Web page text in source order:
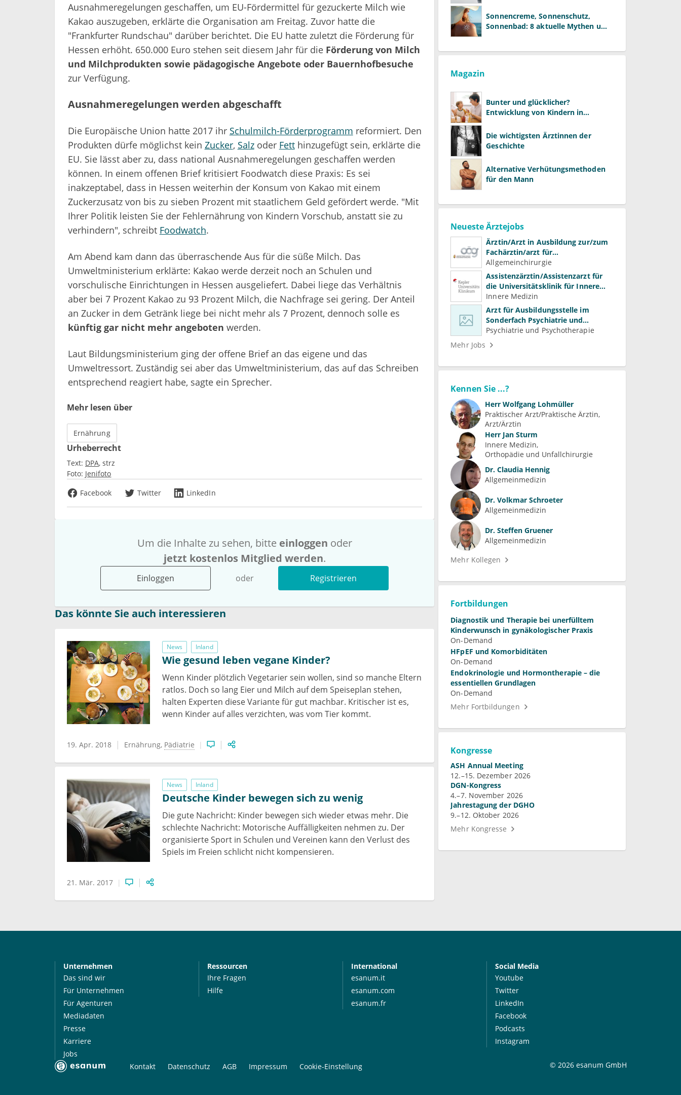
Ausnahmeregelungen geschaffen, um EU-Fördermittel für gezuckerte Milch wie
Kakao auszugeben, erklärte die Organisation am Freitag. Zuvor hatte die
"Frankfurter Rundschau" darüber berichtet. Die EU hatte zuletzt die Förderung für
Hessen erhöht. 650.000 Euro stehen seit diesem Jahr für die Förderung von Milch
und Milchprodukten sowie pädagogische Angebote oder Bauernhofbesuche
zur Verfügung.
Ausnahmeregelungen werden abgeschafft
Die Europäische Union hatte 2017 ihr Schulmilch-Förderprogramm reformiert. Den
Produkten dürfe möglichst kein Zucker, Salz oder Fetthinzugefügt sein, erklärte die
EU. Sie lässt aber zu, dass national Ausnahmeregelungen geschaffen werden
können. In einem offenen Brief kritisiert Foodwatch diese Praxis: Es sei
inakzeptabel, dass in Hessen weiterhin der Konsum von Kakao mit einem
Zuckerzusatz von bis zu sieben Prozent mit staatlichem Geld gefördert werde. "Mit
Ihrer Politik leisten Sie der Fehlernährung von Kindern Vorschub, anstatt sie zu
verhindern", schreibt Foodwatch.
Am Abend kam dann das überraschende Aus für die süße Milch. Das
Umweltministerium erklärte: Kakao werde derzeit noch an Schulen und
vorschulische Einrichtungen in Hessen ausgeliefert. Dabei liege das Verhältnis
aber bei 7 Prozent Kakao zu 93 Prozent Milch, die Nachfrage sei gering. Der Anteil
an Zucker in dem Getränk liege bei nicht mehr als 7 Prozent, dennoch solle es
künftig gar nicht mehr angeboten werden.
Laut Bildungsministerium ging der offene Brief an das eigene und das
Umweltressort. Zuständig sei aber das Umweltministerium, das auf das Schreiben
entsprechend reagiert habe, sagte ein Sprecher.
Mehr lesen über
Ernährung
Urheberrecht
Text: DPA strz
Foto: Jenifoto
Facebook
Twitter LinkedIn
Um die Inhalte zu sehen, bitte einloggen oder
jetzt kostenlos Mitglied werden.
Einloggen oder Registrieren
Das könnte Sie auch interessieren
News Inland
Wie gesund leben vegane Kinder?
Wenn Kinder plötzlich Vegetarier sein wollen, sind so manche Eltern
ratlos. Doch so lang Eier und Milch auf dem Speiseplan stehen,
halten Experten diese Variante für gut machbar. Kritischer ist es,
wenn Kinder auf alles verzichten, was vom Tier kommt.
19. Apr. 2018 Ernährung Pädiatrie
News Inland
Deutsche Kinder bewegen sich zu wenig
Die gute Nachricht: Kinder bewegen sich wieder etwas mehr. Die
schlechte Nachricht: Motorische Auffälligkeiten nehmen zu. Der
organisierte Sport in Schulen und Vereinen kann den Verlust des
Spiels im Freien schlicht nicht kompensieren.
21. Mär. 2017
Sonnencreme, Sonnenschutz,
Sonnenbad: 8 aktuelle Mythen und
Magazin
Bunter und glücklicher?
Entwicklung von Kindern in
Die wichtigsten Ärztinnen der
Geschichte
Alternative Verhütungsmethoden
für den Mann
Neueste Ärztejobs
Ärztin/Arzt in Ausbildung zur/zum
Fachärztin/arzt für
Allgemeinchirurgie und
Gefäßchirurgie
Allgemeinchirurgie
Assistenzärztin/Assistenzarzt für
die Universitätsklinik für Innere
Medizin
Innere Medizin
Arzt für Ausbildungsstelle im
Sonderfach Psychiatrie und
Psychotherapeutische Medizin
(m/w/d)
Psychiatrie und Psychotherapie
Mehr Jobs
Kennen Sie ...?
Herr Wolfgang Lohmüller
Praktischer Arzt/Praktische Ärztin,
Arzt/Ärztin
Herr Jan Sturm
Innere Medizin
Orthopädie und Unfallchirurgie
Dr. Claudia Hennig
Allgemeinmedizin
Dr. Volkmar Schroeter
Allgemeinmedizin
Dr. Steffen Gruener
Allgemeinmedizin
Mehr Kollegen
Fortbildungen
Diagnostik und Therapie bei unerfülltem
Kinderwunsch in gynäkologischer Praxis
On-Demand
HFpEF und Komorbiditäten
On-Demand
Endokrinologie und Hormontherapie – die
essentiellen Grundlagen
On-Demand
Mehr Fortbildungen
Kongresse
ASH Annual Meeting
12.–15. Dezember 2026
DGN-Kongress
4.–7. November 2026
Jahrestagung der DGHO
9.–12. Oktober 2026
Mehr Kongresse
Unternehmen
Das sind wir
Für Unternehmen
Für Agenturen
Mediadaten
Presse
Karriere
Jobs
Ressourcen
Ihre Fragen
Hilfe
International
esanum.it
esanum.com
esanum.fr
Social Media
Youtube
Twitter
LinkedIn
Facebook
Podcasts
Instagram
Kontakt Datenschutz AGB Impressum Cookie-Einstellung © 2026 esanum GmbH